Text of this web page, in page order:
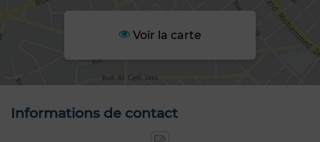
Voir la carte
Informations de contact